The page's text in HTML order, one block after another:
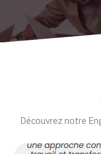
Découvrez notre